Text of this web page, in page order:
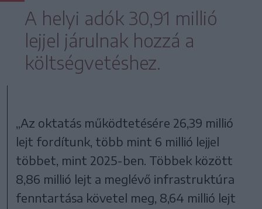
A helyi adók 30,91 millió
lejjel járulnak hozzá a
költségvetéshez.
„Az oktatás működtetésére 26,39 millió
lejt fordítunk, több mint 6 millió lejjel
többet, mint 2025-ben. Többek között
8,86 millió lejt a meglévő infrastruktúra
fenntartása követel meg, 8,64 millió lejt